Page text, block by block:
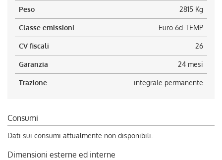
Peso 2815 Kg
Classe emissioni Euro 6d-TEMP
CV fiscali 26
Garanzia 24 mesi
Trazione integrale permanente
Consumi
Dati sui consumi attualmente non disponibili.
Dimensioni esterne ed interne